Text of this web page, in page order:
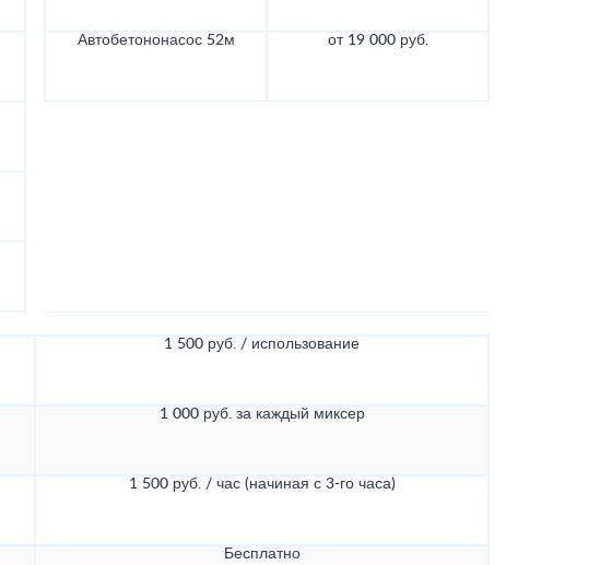
Автобетононасос 52м от 19 000 руб.
1 500 руб. / использование
1 000 руб. за каждый миксер
1 500 руб. / час (начиная с 3-го часа)
Бесплатно